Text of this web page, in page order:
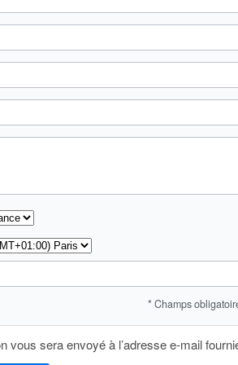
* Champs
vous sera envoyé à l’adresse e-mail